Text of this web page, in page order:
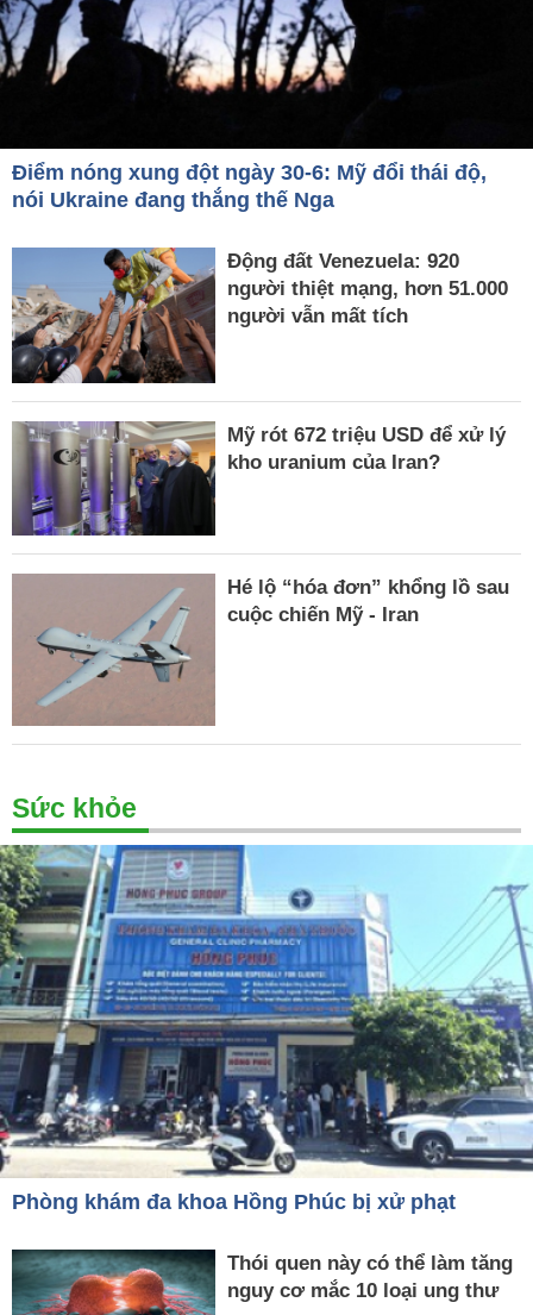
Điểm nóng xung đột ngày 30-6: Mỹ đổi thái độ,
nói Ukraine đang thắng thế Nga
Động đất Venezuela: 920
người thiệt mạng, hơn 51.000
người vẫn mất tích
Mỹ rót 672 triệu USD để xử lý
kho uranium của Iran?
Hé lộ “hóa đơn” khổng lồ sau
cuộc chiến Mỹ - Iran
Sức khỏe
Phòng khám đa khoa Hồng Phúc bị xử phạt
Thói quen này có thể làm tăng
nguy cơ mắc 10 loại ung thư